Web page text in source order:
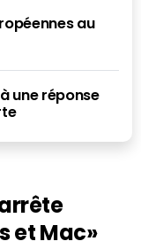
au
à une réponse
et Mac»